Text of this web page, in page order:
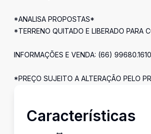
*ANALISA PROPOSTAS*
*TERRENO QUITADO E LIBERADO PARA
INFORMAÇÕES E VENDA: (66)
*PREÇO SUJEITO A ALTERAÇÃO PELO
Características